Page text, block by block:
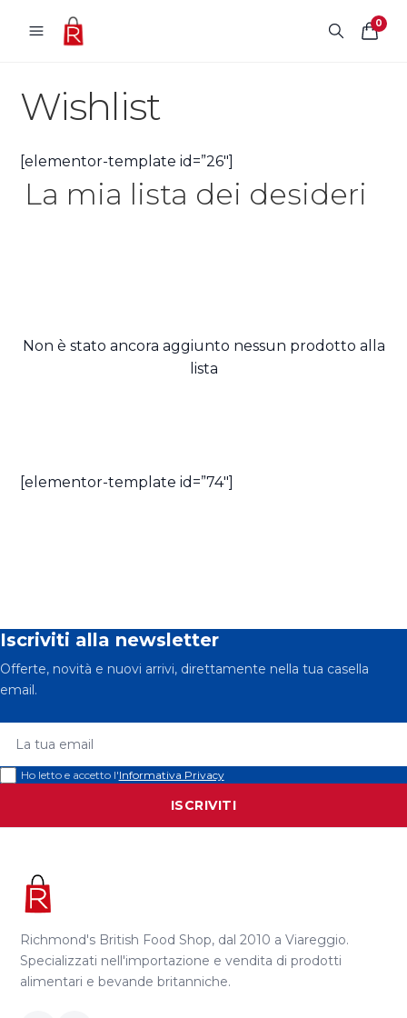
0
Wishlist
[elementor-template id=”26″]
La mia lista dei desideri
Non è stato ancora aggiunto nessun prodotto alla
lista
[elementor-template id=”74″]
Iscriviti alla newsletter
Offerte, novità e nuovi arrivi, direttamente nella tua casella
email.
Ho letto e accetto l'Informativa Privacy
ISCRIVITI
Richmond's British Food Shop, dal 2010 a Viareggio.
Specializzati nell'importazione e vendita di prodotti
alimentari e bevande britanniche.